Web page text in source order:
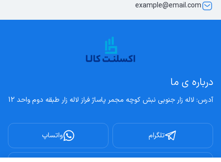
درباره ی ما
آدرس: لاله زار جنوبی نبش کوچه مجمر پاساژ فراز لاله زار طبقه دوم واحد 12
تلگرام واتساپ
example@email.com